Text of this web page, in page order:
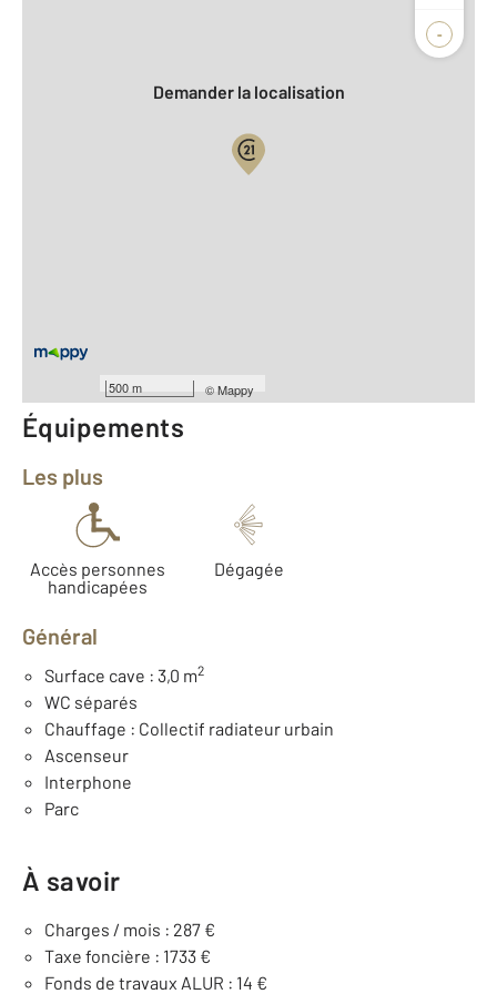
-
500 m ©Mappy
Biens vendus
Demander la localisation
Année construction : 1967
Équipements
Les plus
Accès personnes
handicapées
Dégagée
Général
Surface cave : 3,0 m2
WC séparés
Chauffage : Collectif radiateur urbain
Ascenseur
Interphone
Parc
À savoir
Charges / mois : 287 €
Taxe foncière : 1733 €
Fonds de travaux ALUR : 14 €